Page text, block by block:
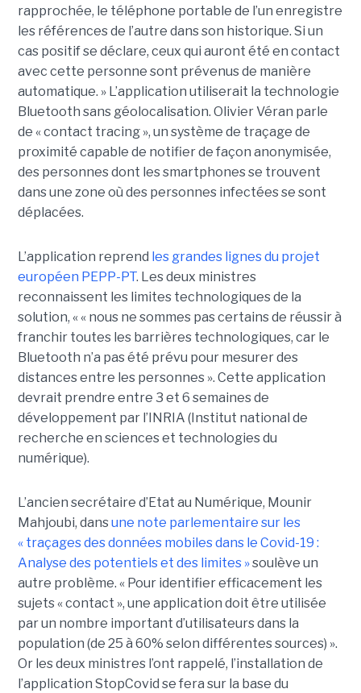
rapprochée, le téléphone portable de l’un enregistre
les références de l’autre dans son historique. Si un
cas positif se déclare, ceux qui auront été en contact
avec cette personne sont prévenus de manière
automatique. » L’application utiliserait la technologie
Bluetooth sans géolocalisation. Olivier Véran parle
de « contact tracing », un système de traçage de
proximité capable de notifier de façon anonymisée,
des personnes dont les smartphones se trouvent
dans une zone où des personnes infectées se sont
déplacées.
L’application reprend les grandes lignes du projet
européen PEPP-PT. Les deux ministres
reconnaissent les limites technologiques de la
solution, « « nous ne sommes pas certains de réussir à
franchir toutes les barrières technologiques, car le
Bluetooth n’a pas été prévu pour mesurer des
distances entre les personnes ». Cette application
devrait prendre entre 3 et 6 semaines de
développement par l’INRIA (Institut national de
recherche en sciences et technologies du
numérique).
L’ancien secrétaire d’Etat au Numérique, Mounir
Mahjoubi, dansune note parlementaire sur les
« traçages des données mobiles dans le Covid-19 :
Analyse des potentiels et des limites »soulève un
autre problème. « Pour identifier efficacement les
sujets « contact », une application doit être utilisée
par un nombre important d’utilisateurs dans la
population (de 25 à 60% selon différentes sources) ».
Or les deux ministres l’ont rappelé, l’installation de
l’application StopCovid se fera sur la base du